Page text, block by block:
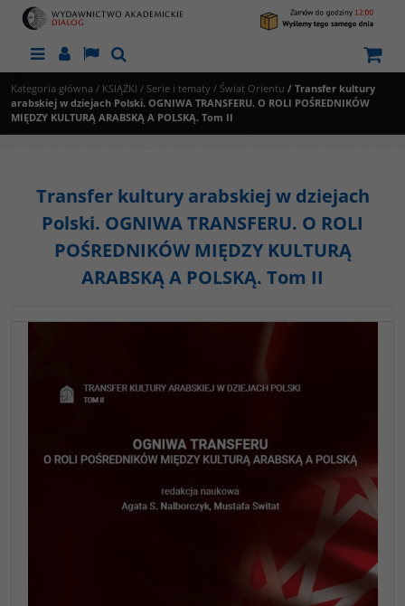
MenuPanelLangSzukaj
Kategoria główna / KSIĄŻKI / Serie i tematy / Świat Orientu / Transfer kultury
arabskiej w dziejach Polski. OGNIWA TRANSFERU. O ROLI POŚREDNIKÓW
MIĘDZY KULTURĄ ARABSKĄ A POLSKĄ. Tom II
Transfer kultury arabskiej w dziejach
Polski. OGNIWA TRANSFERU. O ROLI
POŚREDNIKÓW MIĘDZY KULTURĄ
ARABSKĄ A POLSKĄ. Tom II